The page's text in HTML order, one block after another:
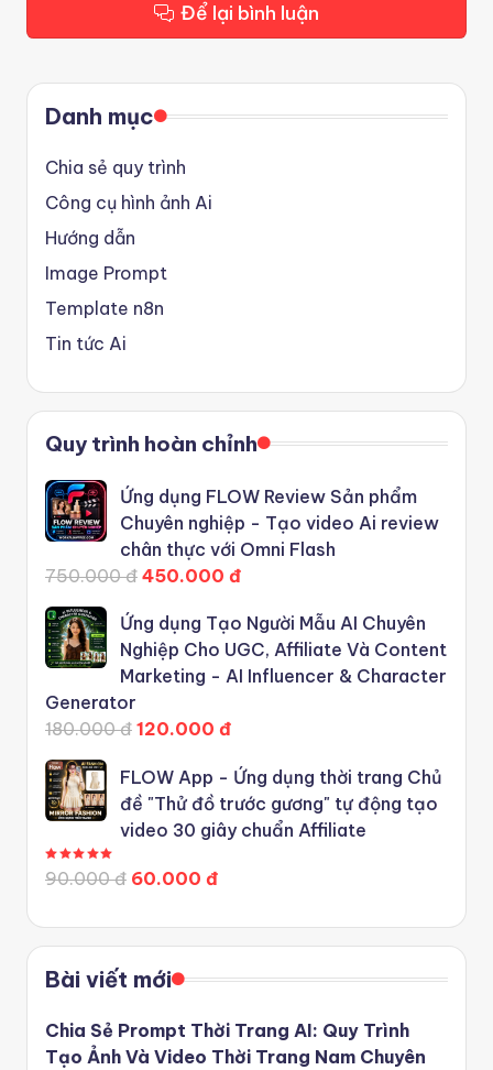
Để lại bình luận
Danh mục
Chia sẻ quy trình
Công cụ hình ảnh Ai
Hướng dẫn
Image Prompt
Template n8n
Tin tức Ai
Quy trình hoàn chỉnh
Ứng dụng FLOW Review Sản phẩm
Chuyên nghiệp - Tạo video Ai review
chân thực với Omni Flash
750.000 đ 450.000 đ
Ứng dụng Tạo Người Mẫu AI Chuyên
Nghiệp Cho UGC, Affiliate Và Content
Marketing - AI Influencer & Character
Generator
180.000 đ 120.000 đ
FLOW App - Ứng dụng thời trang Chủ
đề "Thử đồ trước gương" tự động tạo
video 30 giây chuẩn Affiliate
90.000 đ 60.000 đ
Bài viết mới
Chia Sẻ Prompt Thời Trang AI: Quy Trình
Tạo Ảnh Và Video Thời Trang Nam Chuyên